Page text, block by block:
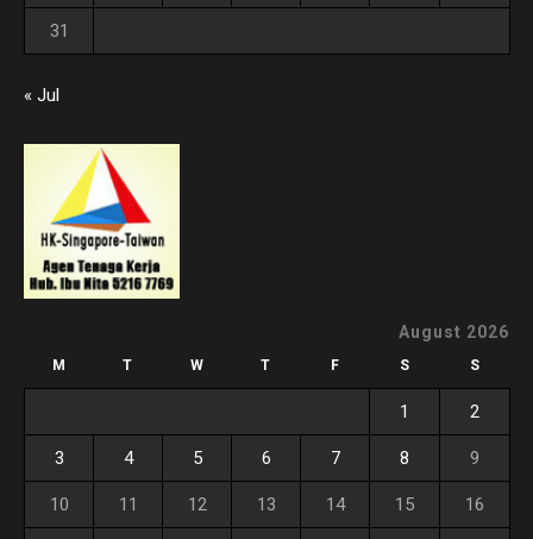
31
« Jul
August 2026
M T W T F S S
1 2
3 4 5 6 7 8 9
10 11 12 13 14 15 16